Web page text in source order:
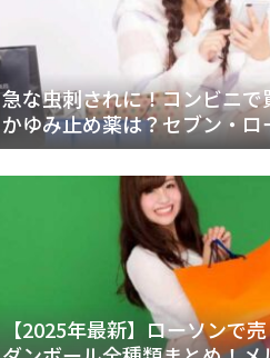
急な虫刺されに！コンビニで
かゆみ止め薬は？セブン・ロ
ン・ファミマの販売状況と定
まとめ
【2025年最新】ローソンで